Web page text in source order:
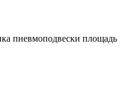
пневмоподвески площадь